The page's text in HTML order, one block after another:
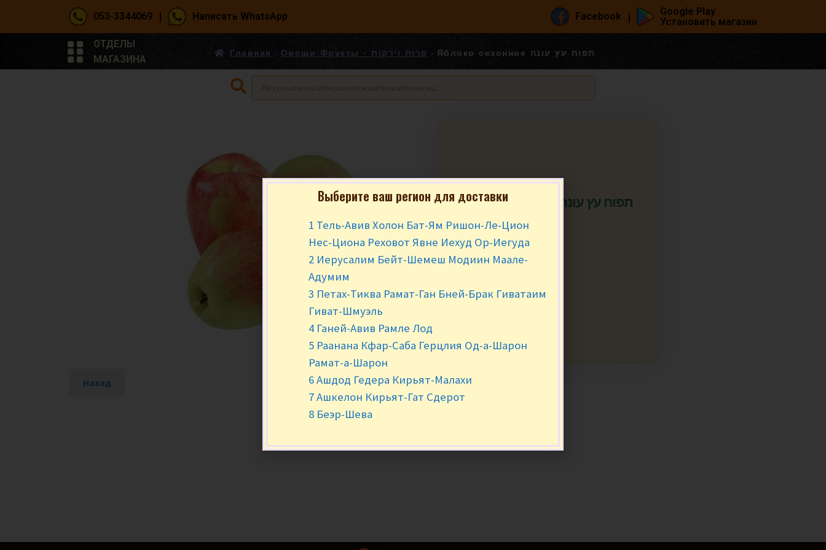
053-3344069 | Написать WhatsApp Facebook |
Google Play
Установить магазин
ОТДЕЛЫ
МАГАЗИНА
Главная Овощи Фрукты - פרות וירקות Яблоко сезонное תפוח עץ עונה
Яблоко сезонное תפוח עץ עונה
₪ 10.90 за кг.
Нет в наличии
Назад
Выберите ваш регион для доставки
1 Тель-Авив Холон Бат-Ям Ришон-Ле-Цион
Нес-Циона Реховот Явне Иехуд Ор-Иегуда
2 Иерусалим Бейт-Шемеш Модиин Маале-
Адумим
3 Петах-Тиква Рамат-Ган Бней-Брак Гиватаим
Гиват-Шмуэль
4 Ганей-Авив Рамле Лод
5 Раанана Кфар-Саба Герцлия Од-а-Шарон
Рамат-а-Шарон
6 Ашдод Гедера Кирьят-Малахи
7 Ашкелон Кирьят-Гат Сдерот
8 Беэр-Шева